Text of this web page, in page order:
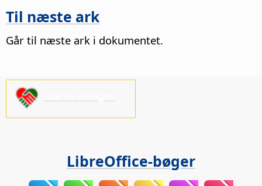
Til næste ark
Går til næste ark i dokumentet.
LibreOffice-bøger